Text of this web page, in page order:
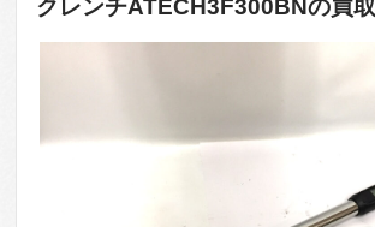
クレンチATECH3F300BNの買取